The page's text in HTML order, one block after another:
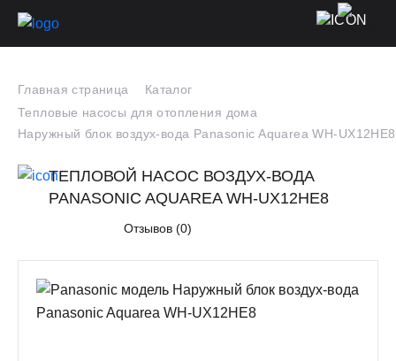
Главная страница
Каталог
Тепловые насосы для отопления дома
Наружный блок воздух-вода Panasonic Aquarea WH-UX12HE8
ТЕПЛОВОЙ НАСОС ВОЗДУХ-ВОДА
PANASONIC AQUAREA WH-UX12HE8
Отзывов (0)